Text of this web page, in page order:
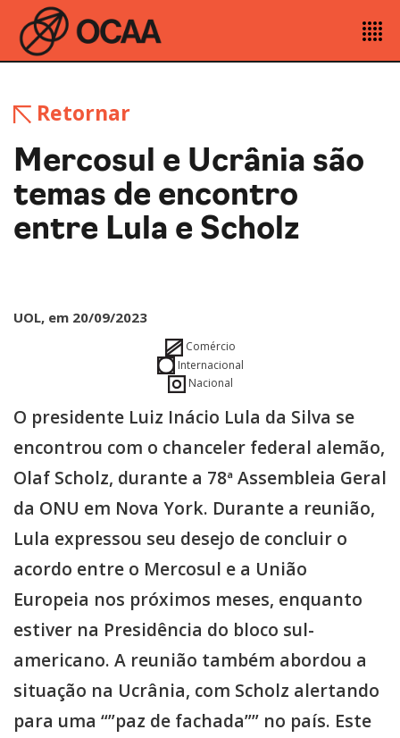
Retornar
Mercosul e Ucrânia são
temas de encontro
entre Lula e Scholz
UOL, em 20/09/2023
Comércio
Internacional
Nacional
O presidente Luiz Inácio Lula da Silva se
encontrou com o chanceler federal alemão,
Olaf Scholz, durante a 78ª Assembleia Geral
da ONU em Nova York. Durante a reunião,
Lula expressou seu desejo de concluir o
acordo entre o Mercosul e a União
Europeia nos próximos meses, enquanto
estiver na Presidência do bloco sul-
americano. A reunião também abordou a
situação na Ucrânia, com Scholz alertando
para uma “”paz de fachada”” no país. Este